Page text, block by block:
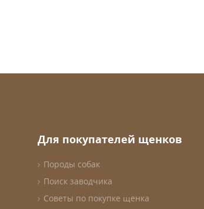
Для покупателей щенков
Породы собак
Поиск заводчика
Советы по покупке щенка